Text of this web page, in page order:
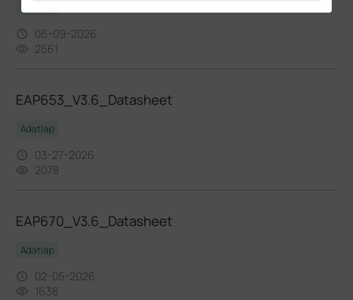
Adatlap
06-09-2026
2561
EAP653_V3.6_Datasheet
Adatlap
03-27-2026
2078
EAP670_V3.6_Datasheet
Adatlap
02-05-2026
1638